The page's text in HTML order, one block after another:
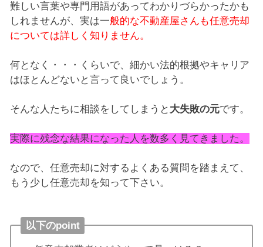
難しい言葉や専門用語があってわかりづらかったかも
しれませんが、実は一般的な不動産屋さんも任意売却
については詳しく知りません。
何となく・・・くらいで、細かい法的根拠やキャリア
はほとんどないと言って良いでしょう。
そんな人たちに相談をしてしまうと 大失敗の元です。
実際に残念な結果になった人を数多く見てきました。
なので、任意売却に対するよくある質問を踏まえて、
もう少し任意売却を知って下さい。
以下のpoint